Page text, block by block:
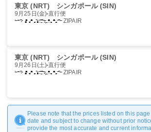
東京 (NRT) シンガポール (SIN)
9月25日(金) 直行便
ZIPAIR
東京 (NRT) シンガポール (SIN)
9月26日(土) 直行便
ZIPAIR
Please note that the prices listed on this
date and subject to change without prior
provide the most accurate and current